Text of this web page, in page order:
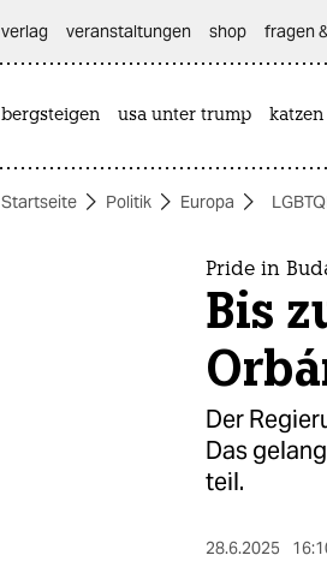
themen
verlag
veranstaltungen shop fragen
bergsteigen usa unter trump katzen
Startseite Politik Europa
Pride in
Bis
Der
Das
teil.
28.6.2025